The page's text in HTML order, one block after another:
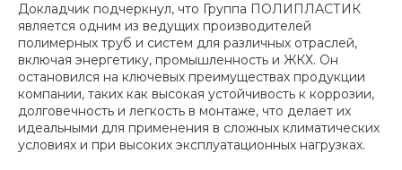
Докладчик подчеркнул, что Группа ПОЛИПЛАСТИК
является одним из ведущих производителей
полимерных труб и систем для различных отраслей,
включая энергетику, промышленность и ЖКХ. Он
остановился на ключевых преимуществах продукции
компании, таких как высокая устойчивость к коррозии,
долговечность и легкость в монтаже, что делает их
идеальными для применения в сложных климатических
условиях и при высоких эксплуатационных нагрузках.